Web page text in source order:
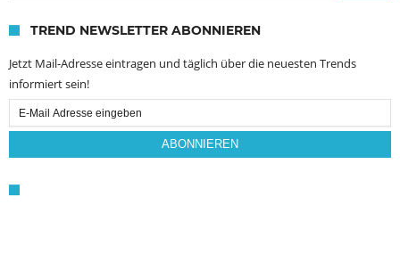
TREND NEWSLETTER ABONNIEREN
Jetzt Mail-Adresse eintragen und täglich über die neuesten Trends
informiert sein!
Email
Subscription
ABONNIEREN